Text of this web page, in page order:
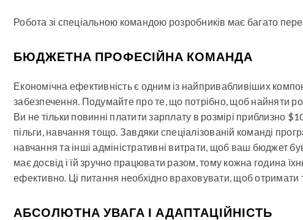
Робота зі спеціальною командою розробників має багато
БЮДЖЕТНА ПРОФЕСІЙНА КОМАНДА
Економічна ефективність є одним із найпривабливіших
забезпечення. Подумайте про те, що потрібно, щоб найняти
Ви не тільки повинні платити зарплату в розмірі приблизно
пільги, навчання тощо. Завдяки спеціалізованій команді
навчання та інші адміністративні витрати, щоб ваш бюджет
має досвід і їй зручно працювати разом, тому кожна година
ефективно. Ці питання необхідно враховувати, щоб отримати
АБСОЛЮТНА УВАГА І АДАПТАЦІЙНІСТЬ